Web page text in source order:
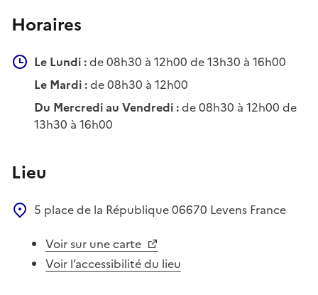
Horaires
Le Lundi :de 08h30 à 12h00 de 13h30 à 16h00
Le Mardi :de 08h30 à 12h00
Du Mercredi au Vendredi :de 08h30 à 12h00 de
13h30 à 16h00
Lieu
5 place de la République06670 Levens France
Voir sur une carte
Voir l’accessibilité du lieu